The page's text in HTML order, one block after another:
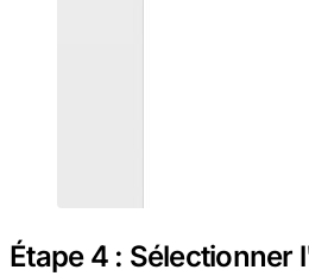
Étape 4 : Sélectionner